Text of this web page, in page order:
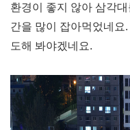
환경이 좋지 않아 삼각
간을 많이 잡아먹었네요
도해 봐야겠네요.